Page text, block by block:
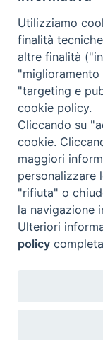
C.F. 94004060268
Orario di segreteria
Lunedì 17.30-19.30
Martedì 17.30-19.30
Mercoledì 17.30-
Giovedì 17.30-19.30
Venerdì chiuso
Sabato 9.30-11.30
Privacy e sicurezza
Utilizziamo
finalità
altre finalità
"miglioramento
"targeting e
cookie policy.
Cliccando su
cookie.
maggiori
personalizzare
"rifiuta" o
la navigazione
Ulteriori
policy